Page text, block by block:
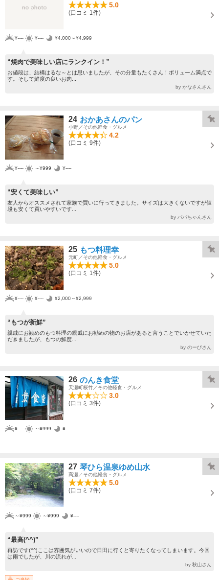
5.0
(口コミ 1件)
¥---- ¥---- ¥4,000～¥4,999
“焼肉で美味しい店にランクイン！”
お値段は、結構はるな～とは思いましたが、その分量もたくさん！ボリューム満点で
す。そして鮮度の良いお肉...
by かなさんさん
24 おかあさんのパン
小野／その他軽食・グルメ
4.2
(口コミ 9件)
¥---- ～¥999 ¥----
“安くて美味しい”
友人からオススメされて家族で買いに行ってきました。サイズは大きくないですが値
段も安くて買いやすいです...
by パパちゃんさん
25 もつ料理幸
元町／その他軽食・グルメ
5.0
(口コミ 1件)
¥---- ¥---- ¥2,000～¥2,999
“もつが新鮮”
親戚にお勧めのもつ料理の親戚にお勧めの物のお店があると言うことでいかせていた
だきましたが、もつの鮮度...
by のーびさん
26 のんき食堂
天瀬町桜竹／その他軽食・グルメ
3.0
(口コミ 3件)
¥---- ～¥999 ¥----
27 琴ひら温泉ゆめ山水
高瀬／その他軽食・グルメ
5.0
(口コミ 7件)
～¥999 ～¥999 ¥----
“最高(^^)”
再訪です(^^)ここは雰囲気がいいので日田に行くと寄りたくなってしまいます。今回
は雨でしたが、川の流れが...
by 秋山さん